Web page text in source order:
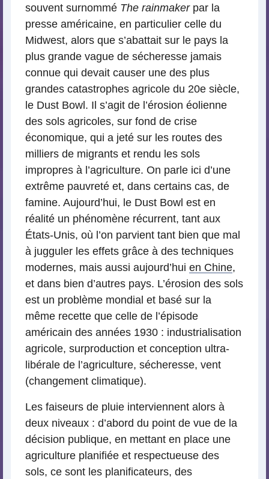
souvent surnommé The rainmakerpar la
presse américaine, en particulier celle du
Midwest, alors que s’abattait sur le pays la
plus grande vague de sécheresse jamais
connue qui devait causer une des plus
grandes catastrophes agricole du 20e siècle,
le Dust Bowl. Il s’agit de l’érosion éolienne
des sols agricoles, sur fond de crise
économique, qui a jeté sur les routes des
milliers de migrants et rendu les sols
impropres à l’agriculture. On parle ici d’une
extrême pauvreté et, dans certains cas, de
famine. Aujourd’hui, le Dust Bowl est en
réalité un phénomène récurrent, tant aux
États-Unis, où l’on parvient tant bien que mal
à jugguler les effets grâce à des techniques
modernes, mais aussi aujourd’hui en Chine,
et dans bien d’autres pays. L’érosion des sols
est un problème mondial et basé sur la
même recette que celle de l’épisode
américain des années 1930 : industrialisation
agricole, surproduction et conception ultra-
libérale de l’agriculture, sécheresse, vent
(changement climatique).
Les faiseurs de pluie interviennent alors à
deux niveaux : d’abord du point de vue de la
décision publique, en mettant en place une
agriculture planifiée et respectueuse des
sols, ce sont les planificateurs, des